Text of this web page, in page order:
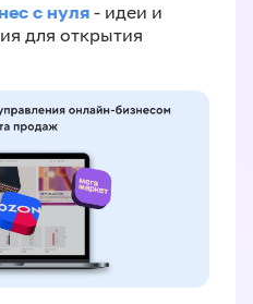
с нуля - идеи и
для открытия